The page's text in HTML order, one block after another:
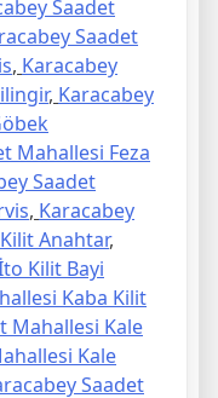
Saadet
Saadet
, Karacabey
, Karacabey
Mahallesi Feza
Saadet
, Karacabey
Anahtar,
Kilit Bayi
Kaba Kilit
Mahallesi Kale
Kale
Saadet